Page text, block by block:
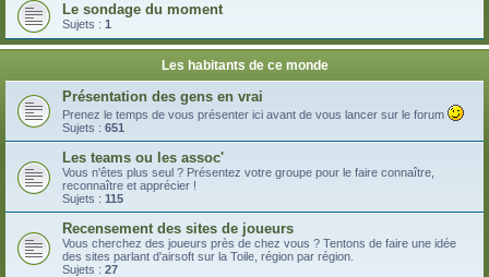
Le sondage du moment
Sujets : 1
Les habitants de ce monde
Présentation des gens en vrai
Prenez le temps de vous présenter ici avant de vous lancer sur le forum
Sujets : 651
Les teams ou les assoc'
Vous n'êtes plus seul ? Présentez votre groupe pour le faire connaître,
reconnaître et apprécier !
Sujets : 115
Recensement des sites de joueurs
Vous cherchez des joueurs près de chez vous ? Tentons de faire une idée
des sites parlant d'airsoft sur la Toile, région par région.
Sujets : 27